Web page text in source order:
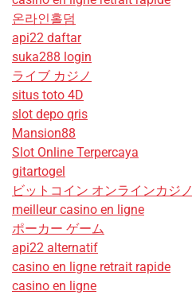
온라인홀덤
api22 daftar
suka288 login
ライブ カジノ
situs toto 4D
slot depo qris
Mansion88
Slot Online Terpercaya
gitartogel
ビットコイン オンラインカジノ
meilleur casino en ligne
ポーカー ゲーム
api22 alternatif
casino en ligne retrait rapide
casino en ligne